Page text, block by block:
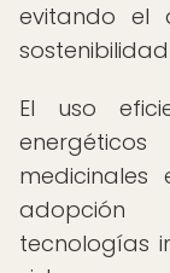
evitando el
El uso
adopción
tecnologías